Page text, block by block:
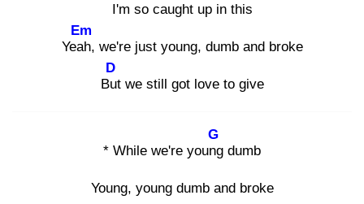
I'm so caught up in this
Yeah
Em
, we're just young, dumb and broke
But
D
we still got love to give
* While we're young
G
dumb
Young, young dumb and broke